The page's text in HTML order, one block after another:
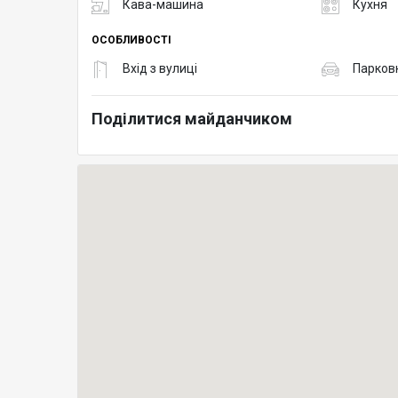
Кава-машина Кухня
ОСОБЛИВОСТІ
Вхід з вулиці
Поділитися майданчиком